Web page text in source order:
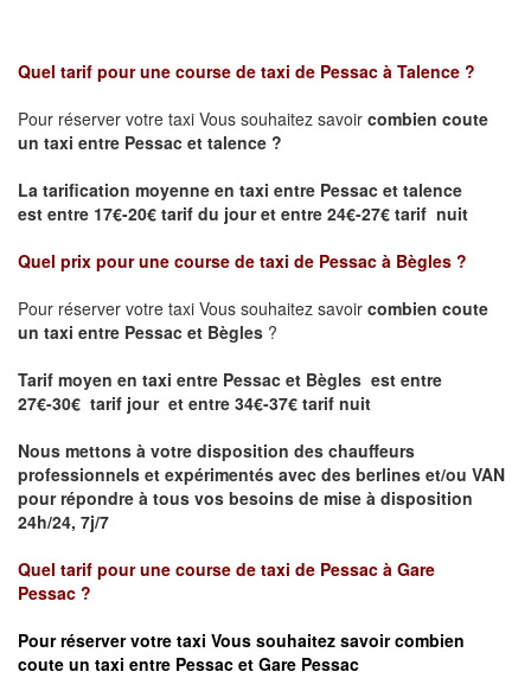
Quel tarif pour une course de taxi de Pessac à Talence ?
Pour réserver votre taxi Vous souhaitez savoir combien coute
un taxi entre Pessac et talence ?
La tarification moyenne en taxi entre Pessac et talence
est entre 17€-20€ tarif du jour et entre 24€-27€ tarif nuit
Quel prix pour une course de taxi de Pessac à Bègles ?
Pour réserver votre taxi Vous souhaitez savoir combien coute
un taxi entre Pessac et Bègles ?
Tarif moyen en taxi entre Pessac et Bègles est entre
27€-30€ tarif jour et entre 34€-37€ tarif nuit
Nous mettons à votre disposition des chauffeurs
professionnels et expérimentés avec des berlines et/ou VAN
pour répondre à tous vos besoins de mise à disposition
24h/24, 7j/7
Quel tarif pour une course de taxi de Pessac à Gare
Pessac ?
Pour réserver votre taxi Vous souhaitez savoircombien
coute un taxi entre Pessac et Gare Pessac